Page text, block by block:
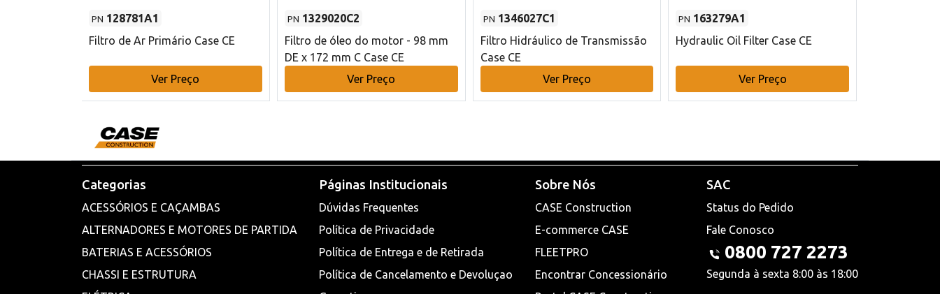
PN 128781A1
Filtro de Ar Primário Case CE
Ver Preço
PN 1329020C2
Filtro de óleo do motor - 98 mm
DE x 172 mm C Case CE
Ver Preço
PN 1346027C1
Filtro Hidráulico de Transmissão
Case CE
Ver Preço
PN 163279A1
Hydraulic Oil Filter Case CE
Ver Preço
Categorias
ACESSÓRIOS E CAÇAMBAS
ALTERNADORES E MOTORES DE PARTIDA
BATERIAS E ACESSÓRIOS
CHASSI E ESTRUTURA
Páginas Institucionais
Dúvidas Frequentes
Política de Privacidade
Política de Entrega e de Retirada
Política de Cancelamento e Devoluçao
Sobre Nós
CASE Construction
E-commerce CASE
FLEETPRO
Encontrar Concessionário
SAC
Status do Pedido
Fale Conosco
0800 727 2273
Segunda à sexta 8:00 às 18:00